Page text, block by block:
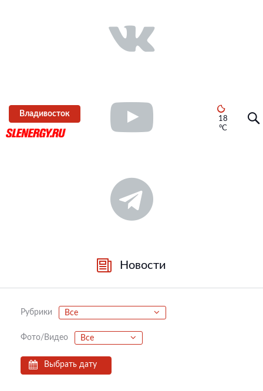
Владивосток
18
°C
Новости
Рубрики Все
Фото/Видео Все
Выбрать дату